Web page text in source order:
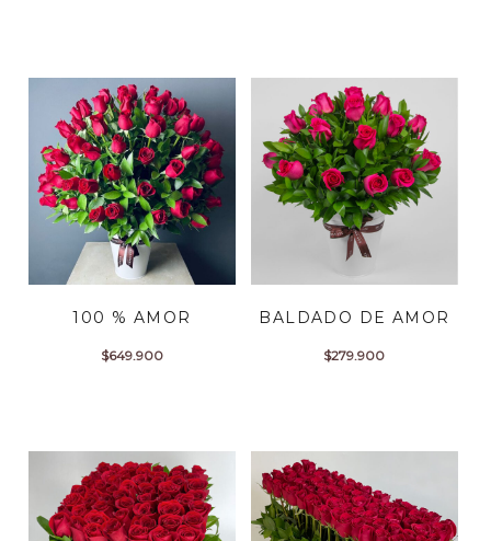
100 % AMOR
$649.900
BALDADO DE AMOR
$279.900